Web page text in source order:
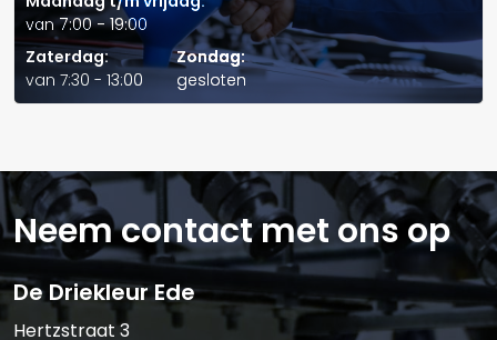
van 7:00 - 19:00
Zaterdag:
van 7:30 - 13:00
Zondag:
gesloten
Telefoonnummer:
Verstuur offerte
Neem contact met ons op
De Driekleur Ede
Hertzstraat 3